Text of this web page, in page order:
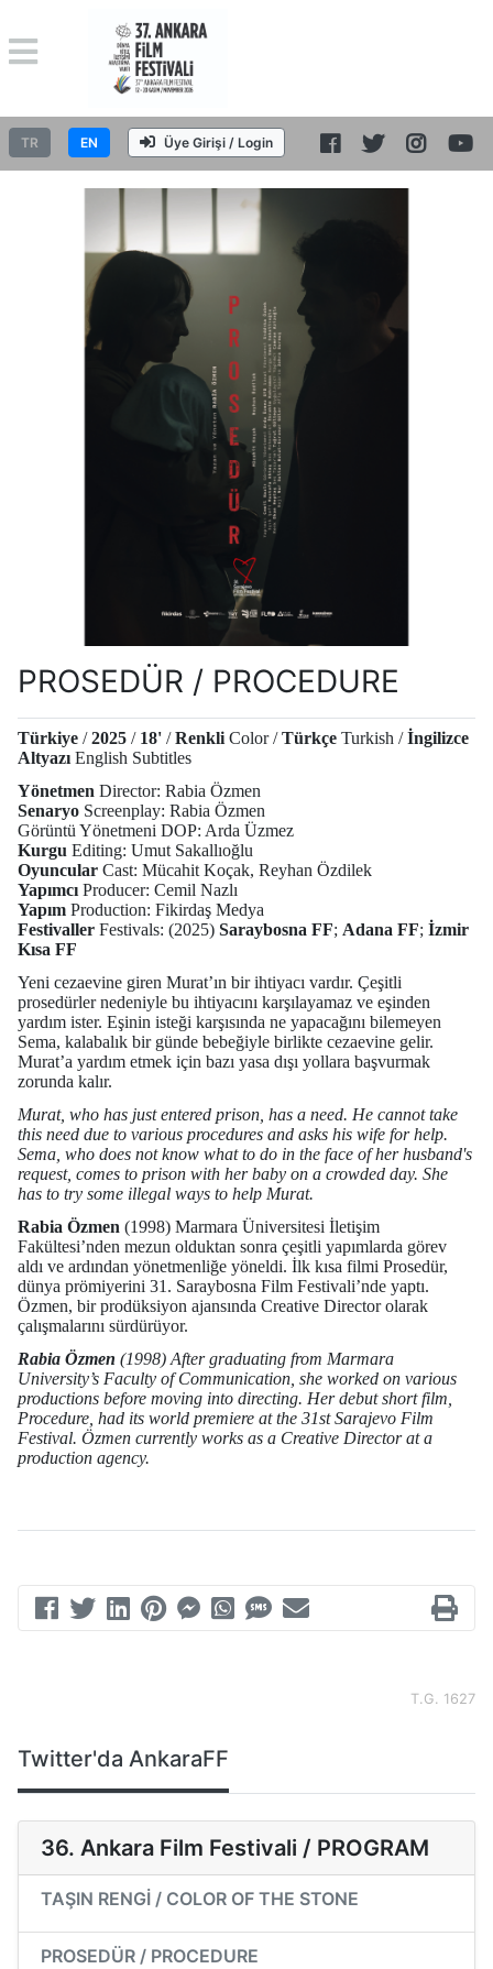
TR EN Üye Girişi / Login
PROSEDÜR / PROCEDURE
Türkiye /2025 / 18' /Renkli Color /Türkçe Turkish /İngilizce
Altyazı English Subtitles
Yönetmen Director: Rabia Özmen
Senaryo Screenplay: Rabia Özmen
Görüntü Yönetmeni DOP: Arda Üzmez
Kurgu Editing: Umut Sakallıoğlu
Oyuncular Cast: Mücahit Koçak, Reyhan Özdilek
Yapımcı Producer: Cemil Nazlı
Yapım Production: Fikirdaş Medya
Festivaller Festivals: (2025) Saraybosna FF; Adana FF; İzmir
Kısa FF
Yeni cezaevine giren Murat’ın bir ihtiyacı vardır. Çeşitli
prosedürler nedeniyle bu ihtiyacını karşılayamaz ve eşinden
yardım ister. Eşinin isteği karşısında ne yapacağını bilemeyen
Sema, kalabalık bir günde bebeğiyle birlikte cezaevine gelir.
Murat’a yardım etmek için bazı yasa dışı yollara başvurmak
zorunda kalır.
Murat, who has just entered prison, has a need. He cannot take
this need due to various procedures and asks his wife for help.
Sema, who does not know what to do in the face of her husband's
request, comes to prison with her baby on a crowded day. She
has to try some illegal ways to help Murat.
Rabia Özmen (1998) Marmara Üniversitesi İletişim
Fakültesi’nden mezun olduktan sonra çeşitli yapımlarda görev
aldı ve ardından yönetmenliğe yöneldi. İlk kısa filmi Prosedür,
dünya prömiyerini 31. Saraybosna Film Festivali’nde yaptı.
Özmen, bir prodüksiyon ajansında Creative Director olarak
çalışmalarını sürdürüyor.
Rabia Özmen (1998) After graduating from Marmara
University’s Faculty of Communication, she worked on various
productions before moving into directing. Her debut short film,
Procedure, had its world premiere at the 31st Sarajevo Film
Festival. Özmen currently works as a Creative Director at a
production agency.
T.G. 1627
Twitter'da AnkaraFF
36. Ankara Film Festivali / PROGRAM
TAŞIN RENGİ / COLOR OF THE STONE
PROSEDÜR / PROCEDURE